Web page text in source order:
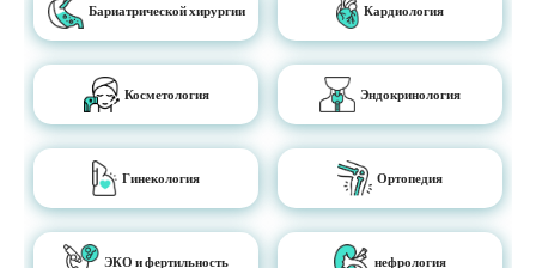
Бариатрической хирургии Кардиология
Косметология Эндокринология
Гинекология Ортопедия
ЭКО и фертильность нефрология